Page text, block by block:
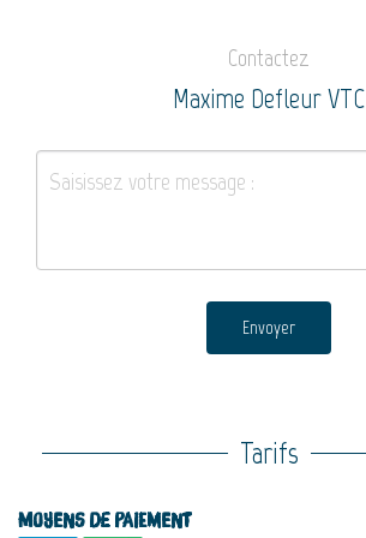
Contactez
Maxime Defleur VTC
Envoyer
Tarifs
Moyens de paiement